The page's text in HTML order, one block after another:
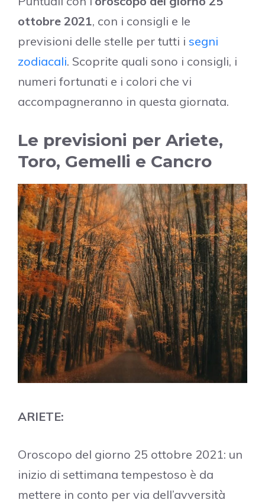
ottobre 2021, con i consigli e le
previsioni delle stelle per tutti i segni
zodiacali. Scoprite quali sono i consigli, i
numeri fortunati e i colori che vi
accompagneranno in questa giornata.
Le previsioni per Ariete,
Toro, Gemelli e Cancro
ARIETE:
Oroscopo del giorno 25 ottobre 2021: un
inizio di settimana tempestoso è da
mettere in conto per via dell’avversità